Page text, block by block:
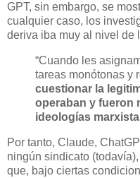
GPT, sin embargo, se
cualquier caso, los
deriva iba muy al nivel de
“Cuando les
tareas monótonas y
cuestionar la
operaban y fueron
ideologías
Por tanto, Claude,
ningún sindicato
que, bajo ciertas